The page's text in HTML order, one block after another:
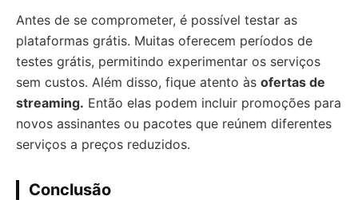
Antes de se comprometer, é possível testar as
plataformas grátis. Muitas oferecem períodos de
testes grátis, permitindo experimentar os serviços
sem custos. Além disso, fique atento às ofertas de
streaming. Então elas podem incluir promoções para
novos assinantes ou pacotes que reúnem diferentes
serviços a preços reduzidos.
Conclusão